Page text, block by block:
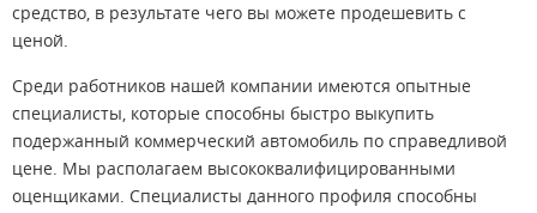
средство, в результате чего вы можете продешевить с
ценой.
Среди работников нашей компании имеются опытные
специалисты, которые способны быстро выкупить
подержанный коммерческий автомобиль по справедливой
цене. Мы располагаем высококвалифицированными
оценщиками. Специалисты данного профиля способны